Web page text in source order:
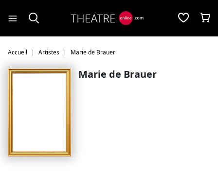
Accueil Artistes Marie de Brauer
Marie de Brauer